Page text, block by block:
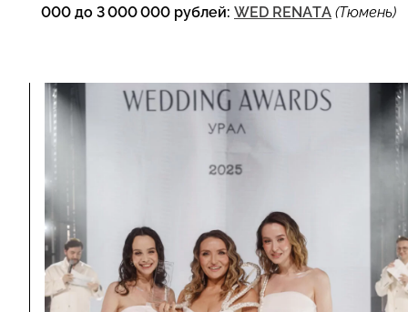
000 до 3 000 000 рублей: WED RENATA (Тюмень)